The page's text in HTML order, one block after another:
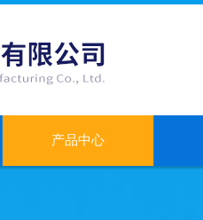
产品中心